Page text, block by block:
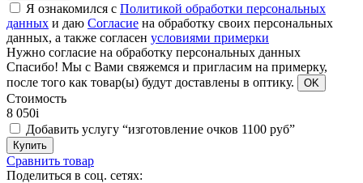
Я ознакомился с Политикой обработки персональных
данных и даю Согласие на обработку своих персональных
данных, а также согласен условиями примерки
Нужно согласие на обработку персональных данных
Спасибо! Мы с Вами свяжемся и пригласим на примерку,
после того как товар(ы) будут доставлены в оптику.
OK
Стоимость
8 050i
Добавить услугу “изготовление очков 1100 руб”
Купить
Сравнить товар
Поделиться в соц. сетях: